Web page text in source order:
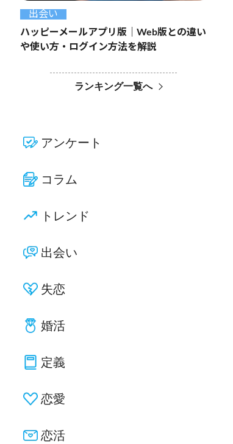
出会い
ハッピーメールアプリ版｜Web版との違い
や使い方・ログイン方法を解説
ランキング一覧へ
アンケート
コラム
トレンド
出会い
失恋
婚活
定義
恋愛
恋活